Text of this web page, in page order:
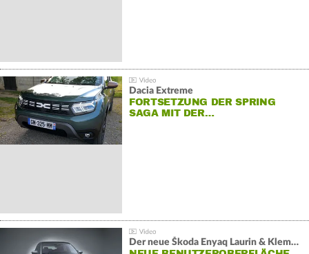
Dacia Extreme
FORTSETZUNG DER SPRING
SAGA MIT DER…
Der neue Škoda Enyaq Laurin & Klement